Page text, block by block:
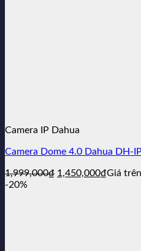
Camera IP Dahua
Camera Dome 4.0 Dahua DH-
1,999,000₫ Giá
1,450,000₫Giá
Giá
-20%